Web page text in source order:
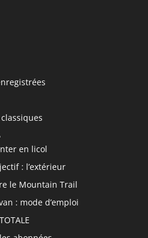
classiques
en licol
: l’extérieur
le Mountain Trail
: mode d’emploi